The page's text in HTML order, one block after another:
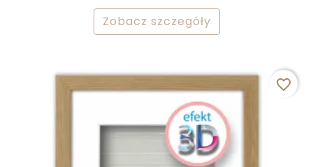
Zobacz szczegóły
favorite_border